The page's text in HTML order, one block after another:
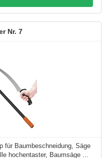
7
für Baumbeschneidung, Säge
hochentaster, Baumsäge ...